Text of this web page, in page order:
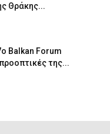
Θράκης...
Balkan Forum
της...